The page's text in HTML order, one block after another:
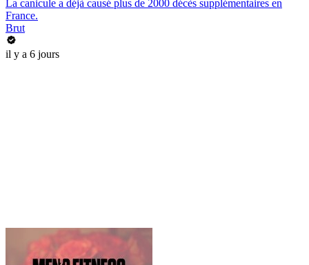
La canicule a déjà causé plus de 2000 décès supplémentaires en
France.
Brut
il y a 6 jours